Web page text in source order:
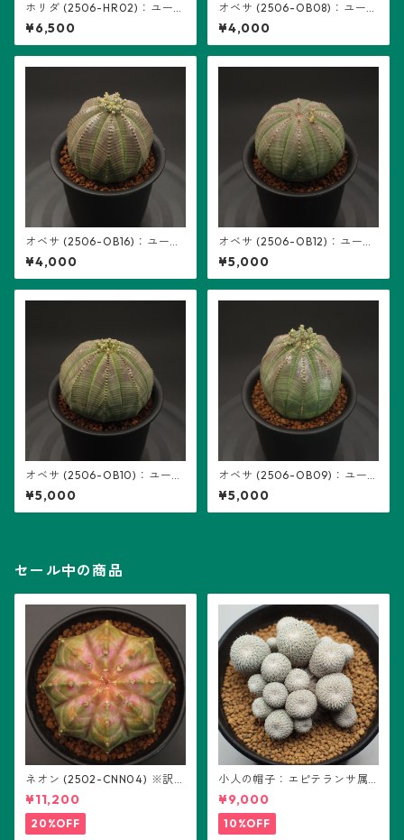
ホリダ (2506-HR02)：ユーフ
ォルビア属
¥6,500
オベサ (2506-OB08)：ユーフ
ォルビア属 ※実生、雌株
¥4,000
オベサ (2506-OB16)：ユーフ
ォルビア属 ※実生、雌株
¥4,000
オベサ (2506-OB12)：ユーフ
ォルビア属 ※実生、雌株
¥5,000
オベサ (2506-OB10)：ユーフ
ォルビア属 ※実生、雌株
¥5,000
オベサ (2506-OB09)：ユー
フォルビア属 ※実生、雄株
¥5,000
セール中の商品
ネオン (2502-CNN04) ※訳あ
り：ギムノカリキウム属 ※実
生
¥11,200
20%OFF
小人の帽子：エピテランサ属
(B01)
¥9,000
10%OFF